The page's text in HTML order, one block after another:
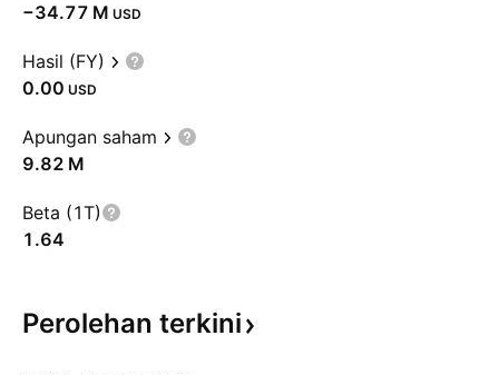
‪−34.77 M‬ USD
Hasil (FY)
0.00 USD
Apungan saham
‪9.82 M‬
Beta (1T)
1.64
Perolehan terkini